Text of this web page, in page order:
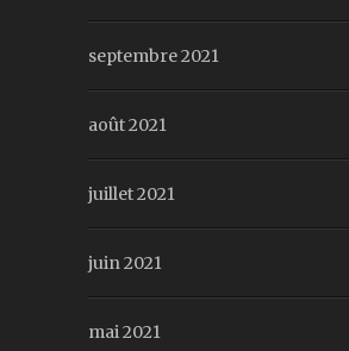
septembre 2021
août 2021
juillet 2021
juin 2021
mai 2021